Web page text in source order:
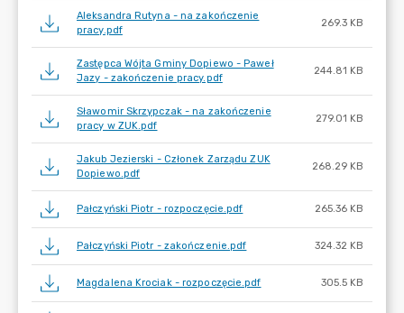
Aleksandra Rutyna - na zakończenie
pracy.pdf
269.3 KB
Zastępca Wójta Gminy Dopiewo - Paweł
Jazy - zakończenie pracy.pdf
244.81 KB
Sławomir Skrzypczak - na zakończenie
pracy w ZUK.pdf
279.01 KB
Jakub Jezierski - Członek Zarządu ZUK
Dopiewo.pdf
268.29 KB
Pałczyński Piotr - rozpoczęcie.pdf 265.36 KB
Pałczyński Piotr - zakończenie.pdf 324.32 KB
Magdalena Krociak - rozpoczęcie.pdf 305.5 KB